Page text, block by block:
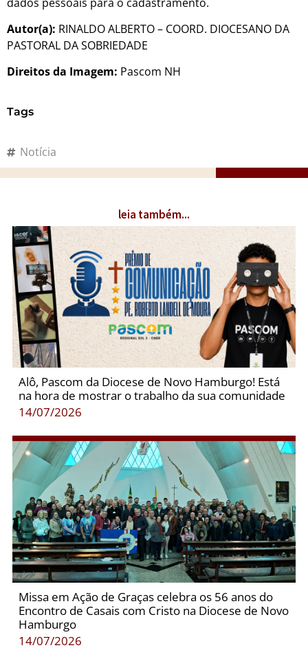
Autor(a): RINALDO ALBERTO – COORD. DIOCESANO DA
PASTORAL DA SOBRIEDADE
Direitos da Imagem: Pascom NH
Tags
Notícia
leia também...
Alô, Pascom da Diocese de Novo Hamburgo! Está
na hora de mostrar o trabalho da sua comunidade
14/07/2026
Missa em Ação de Graças celebra os 56 anos do
Encontro de Casais com Cristo na Diocese de Novo
Hamburgo
14/07/2026